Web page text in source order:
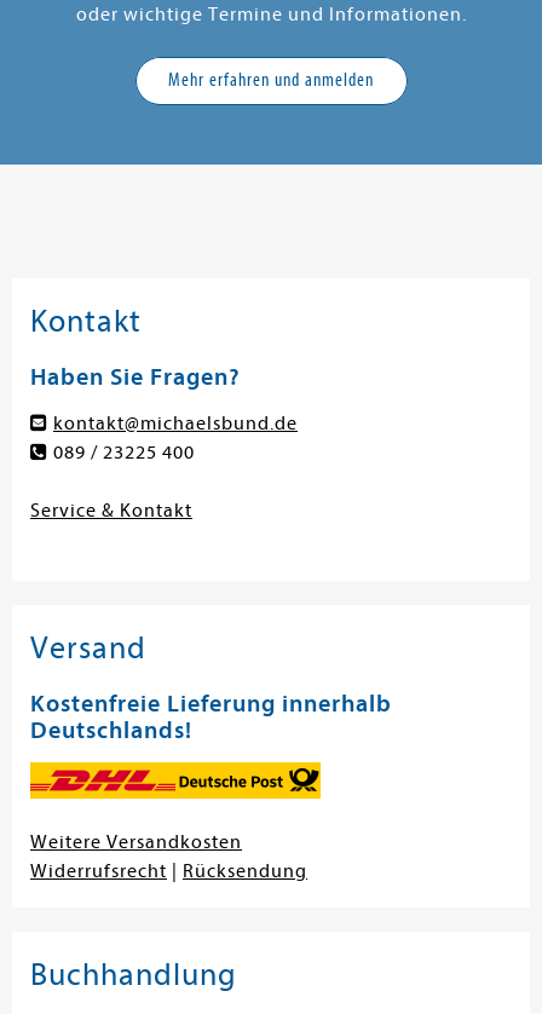
oder wichtige Termine und Informationen.
Mehr erfahren und anmelden
Kontakt
Haben Sie Fragen?
kontakt@michaelsbund.de
089 / 23225 400
Service & Kontakt
Versand
Kostenfreie Lieferung innerhalb
Deutschlands!
Weitere Versandkosten
Widerrufsrecht
Rücksendung
Buchhandlung